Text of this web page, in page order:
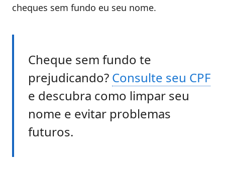
cheques sem fundo eu seu nome.
Cheque sem fundo te
prejudicando? Consulte seu CPF
e descubra como limpar seu
nome e evitar problemas
futuros.